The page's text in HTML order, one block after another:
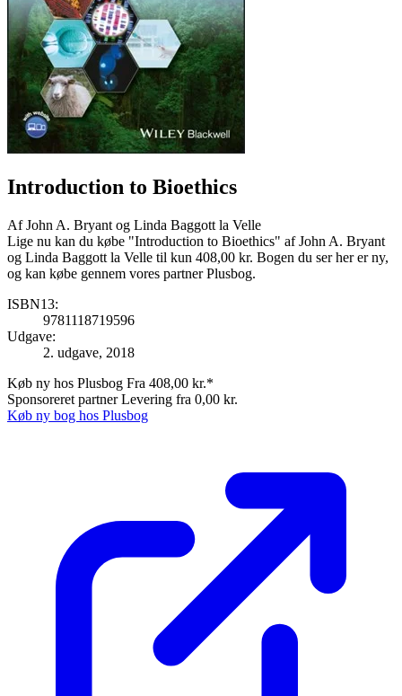
Introduction to Bioethics
AfJohn A. Bryant og Linda Baggott la Velle
Lige nu kan du købe "Introduction to Bioethics" af John A. Bryant
og Linda Baggott la Velle til kun 408,00 kr. Bogen du ser her er ny,
og kan købe gennem vores partner Plusbog.
ISBN13:
9781118719596
Udgave:
2. udgave, 2018
Køb ny hos Plusbog Fra 408,00 kr.*
Sponsoreret partnerLevering fra 0,00 kr.
Køb ny bog hos Plusbog